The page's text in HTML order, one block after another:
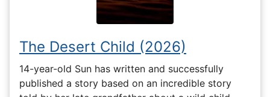
The Desert Child (2026)
14-year-old Sun has written and successfully
published a story based on an incredible story